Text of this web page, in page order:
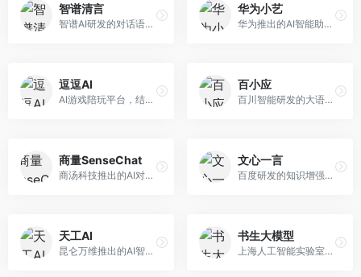
智谱清言
智谱AI研发的对话语言模型，支持中英双语交互。面向中文用户和开发者，提供知识问答、代码编写、文档解读等服务，开源生态完善，学术研究背景深厚。
华为小艺
华为推出的AI智能助手网页端，深度整合鸿蒙生态和华为云服务。面向华为设备用户，支持语音交互、智能问答、设备控制等功能，与华为硬件生态无缝衔接。
逗逗AI
AI游戏陪玩平台，结合游戏理解和自然语言交互技术。面向游戏玩家，提供游戏攻略、陪玩互动、社交聊天等服务，游戏知识丰富，互动体验有趣。
百小应
百川智能研发的大语言模型助手，专注于中文理解和生成。面向中文用户，提供知识问答、文本创作、代码辅助等服务，模型参数规模大，中文表达流畅自然。
商量SenseChat
商汤科技推出的AI对话平台，结合计算机视觉和自然语言处理技术。面向企业用户和开发者，支持多模态交互，视觉理解能力强，适合智能客服和内容创作场景。
文心一言
百度研发的知识增强大语言模型，深度融合百度知识图谱和搜索能力。面向中文用户，提供知识问答、文本创作、逻辑推理等服务，中文语境理解准确，知识覆盖面广。
天工AI
昆仑万维推出的AI智能助手，集成搜索、对话、创作等多种能力。面向普通用户和内容创作者，支持联网搜索、文本生成、图像理解等功能，响应速度快，免费使用。
书生大模型
上海人工智能实验室研发的开源大模型系列，支持多尺度和多模态。面向研究机构和开发者，开源生态完善，学术研究背景深厚，适合科研和定制开发。